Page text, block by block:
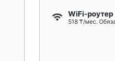
WiFi-роутер
518 ₸/мес.